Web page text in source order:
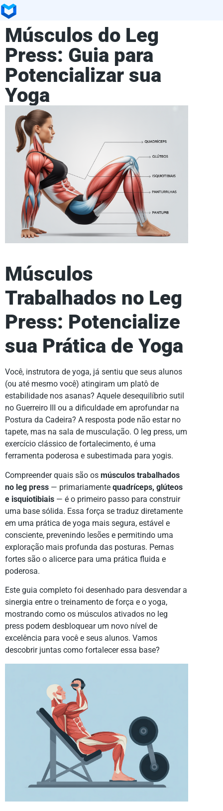
Músculos do Leg
Press: Guia para
Potencializar sua
Yoga
Músculos
Trabalhados no Leg
Press: Potencialize
sua Prática de Yoga
Você, instrutora de yoga, já sentiu que seus alunos
(ou até mesmo você) atingiram um platô de
estabilidade nos asanas? Aquele desequilíbrio sutil
no Guerreiro III ou a dificuldade em aprofundar na
Postura da Cadeira? A resposta pode não estar no
tapete, mas na sala de musculação. O leg press, um
exercício clássico de fortalecimento, é uma
ferramenta poderosa e subestimada para yogis.
Compreender quais são os músculos trabalhados
no leg press — primariamente quadríceps, glúteos
e isquiotibiais — é o primeiro passo para construir
uma base sólida. Essa força se traduz diretamente
em uma prática de yoga mais segura, estável e
consciente, prevenindo lesões e permitindo uma
exploração mais profunda das posturas. Pernas
fortes são o alicerce para uma prática fluida e
poderosa.
Este guia completo foi desenhado para desvendar a
sinergia entre o treinamento de força e o yoga,
mostrando como os músculos ativados no leg
press podem desbloquear um novo nível de
excelência para você e seus alunos. Vamos
descobrir juntas como fortalecer essa base?